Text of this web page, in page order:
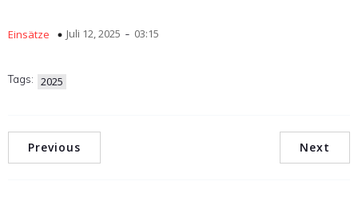
Einsätze Juli 12, 2025 - 03:15
Tags: 2025
Previous Next